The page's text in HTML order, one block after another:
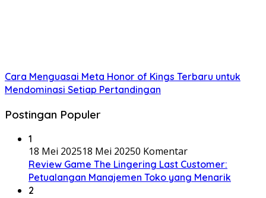
Cara Menguasai Meta Honor of Kings Terbaru untuk
Mendominasi Setiap Pertandingan
Postingan Populer
1
18 Mei 202518 Mei 20250 Komentar
Review Game The Lingering Last Customer:
Petualangan Manajemen Toko yang Menarik
2